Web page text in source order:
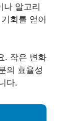
나 알고리
회를 얻어
. 작은 변화
의 효율성
다.